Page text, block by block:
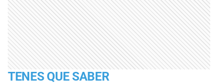
TENES QUE SABER